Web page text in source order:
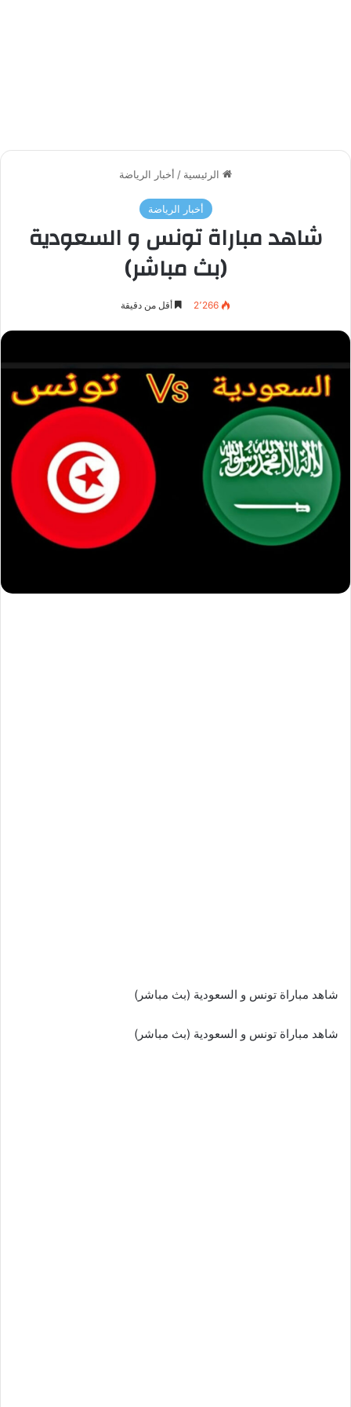
الرئيسية / أخبار الرياضة
أخبار الرياضة
شاهد مباراة تونس و السعودية
(بث مباشر)
2٬266 أقل من دقيقة
شاهد مباراة تونس و السعودية (بث مباشر)
شاهد مباراة تونس و السعودية (بث مباشر)